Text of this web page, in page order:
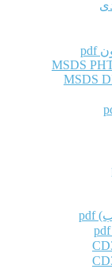
MSDS
MSDS